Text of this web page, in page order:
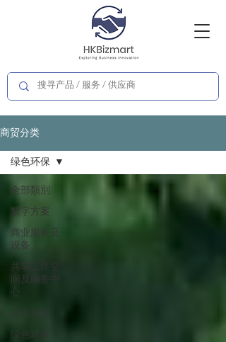
商贸分类
全部類別
数字方案
商业服务及
设备
共享工作空
间及商务中
心
绿色环保
绿色环保